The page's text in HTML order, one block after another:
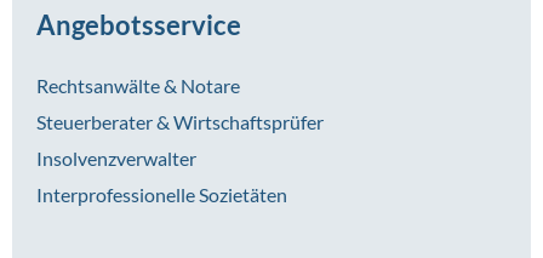
Angebotsservice
Rechtsanwälte & Notare
Steuerberater & Wirtschaftsprüfer
Insolvenzverwalter
Interprofessionelle Sozietäten